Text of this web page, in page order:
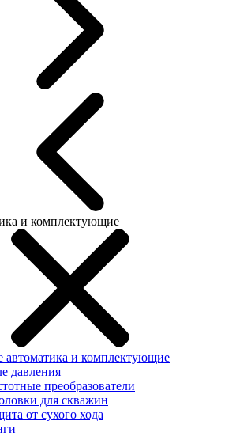
и комплектующие
автоматика и комплектующие
давления
преобразователи
для скважин
от сухого хода